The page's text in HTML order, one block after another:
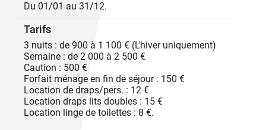
8 pièces dont 6 chambres - 2 salles de bains - 2
salles de douches - 12 personnes. Piscine.
Du 01/01 au 31/12.
Tarifs
3 nuits : de 900 à 1 100 € (L'hiver uniquement)
Semaine : de 2 000 à 2 500 €
Caution : 500 €
Forfait ménage en fin de séjour : 150 €
Location de draps/pers. : 12 €
Location draps lits doubles : 15 €
Location linge de toilettes : 8 €.